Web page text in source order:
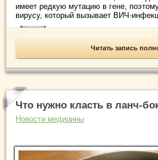
имеет редкую мутацию в гене,
вирусу, который вызывает ВИЧ-
Читать запись
Что нужно класть в ланч-
Новости медицины